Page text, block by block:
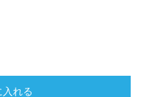
れる